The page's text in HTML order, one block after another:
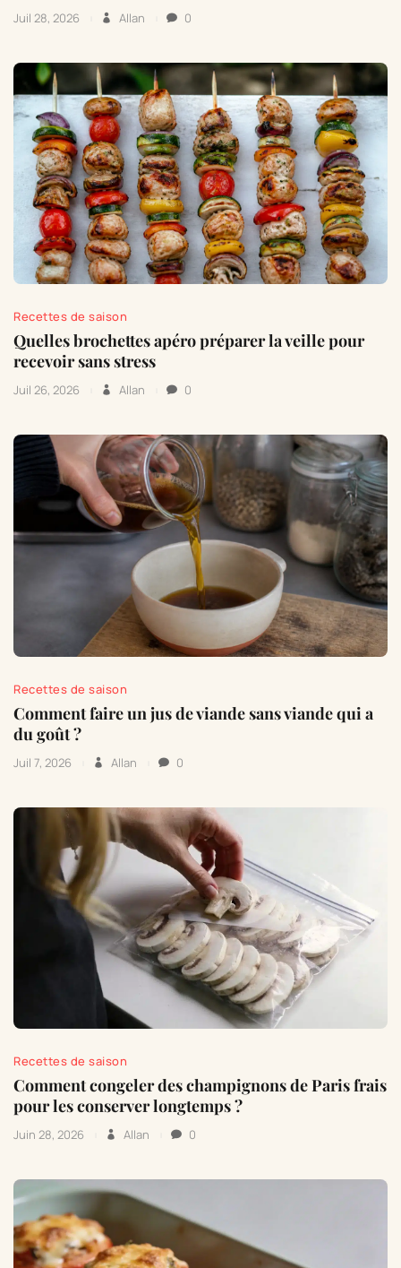
Juil 28, 2026 Allan 0
Recettes de saison
Quelles brochettes apéro préparer la veille pour
recevoir sans stress
Juil 26, 2026 Allan 0
Recettes de saison
Comment faire un jus de viande sans viande qui a
du goût ?
Juil 7, 2026 Allan 0
Recettes de saison
Comment congeler des champignons de Paris frais
pour les conserver longtemps ?
Juin 28, 2026 Allan 0